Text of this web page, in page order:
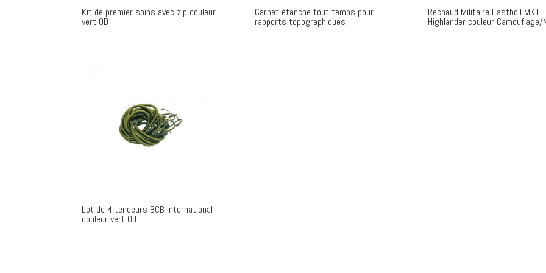
Kit de premier soins avec zip couleur
vert OD
Carnet étanche tout temps pour
rapports topographiques
Rechaud Militaire Fastboil MKII
Highlander couleur Camouflage/
Lot de 4 tendeurs BCB International
couleur vert Od